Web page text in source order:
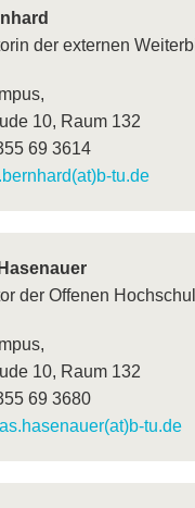
der externen
10, Raum 132
69 3614
tu.de
der Offenen
10, Raum 132
69 3680
tu.de